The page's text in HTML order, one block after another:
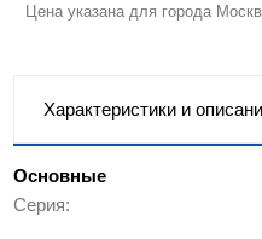
Цена указана для города
Характеристики и
Основные
Серия